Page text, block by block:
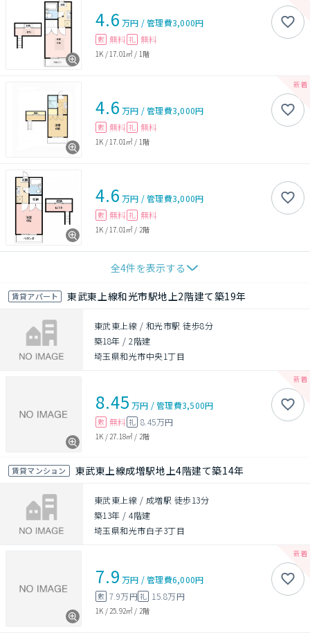
4.6 万円 /管理費3,000円
敷 無料 礼 無料
1K / 17.01㎡ / 1階
4.6 万円 /管理費3,000円
敷 無料 礼 無料
1K / 17.01㎡ / 1階
4.6 万円 /管理費3,000円
敷 無料 礼 無料
1K / 17.01㎡ / 2階
全4件を表示する
賃貸アパート 東武東上線和光市駅地上2階建て築19年
東武東上線 / 和光市駅 徒歩8分
築18年 /2階建
埼玉県和光市中央1丁目
8.45 万円 /管理費3,500円
敷 無料 礼 8.45万円
1K / 27.18㎡ / 2階
賃貸マンション 東武東上線成増駅地上4階建て築14年
東武東上線 / 成増駅 徒歩13分
築13年 /4階建
埼玉県和光市白子3丁目
7.9 万円 /管理費6,000円
敷 7.9万円礼 15.8万円
1K / 25.92㎡ / 2階